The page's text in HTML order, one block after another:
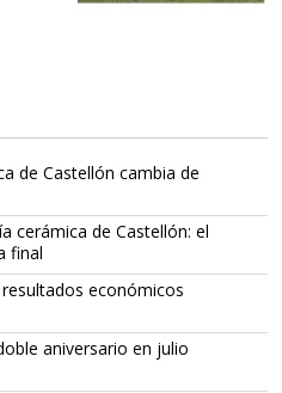
de Castellón cambia de
cerámica de Castellón: el
final
económicos
aniversario en julio